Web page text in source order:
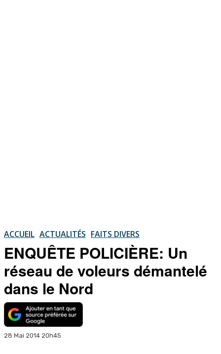
ACCUEIL ACTUALITÉS FAITS DIVERS
ENQUÊTE POLICIÈRE: Un
réseau de voleurs démantelé
dans le Nord
28 Mai 2014 20h45